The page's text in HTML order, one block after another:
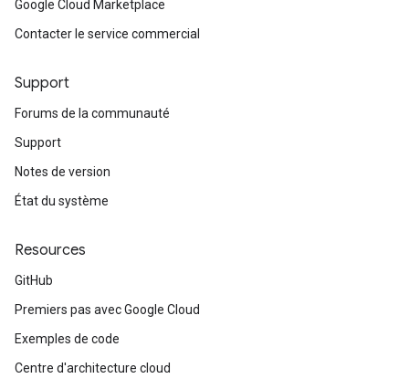
Google Cloud Marketplace
Contacter le service commercial
Support
Forums de la communauté
Support
Notes de version
État du système
Resources
GitHub
Premiers pas avec Google Cloud
Exemples de code
Centre d'architecture cloud